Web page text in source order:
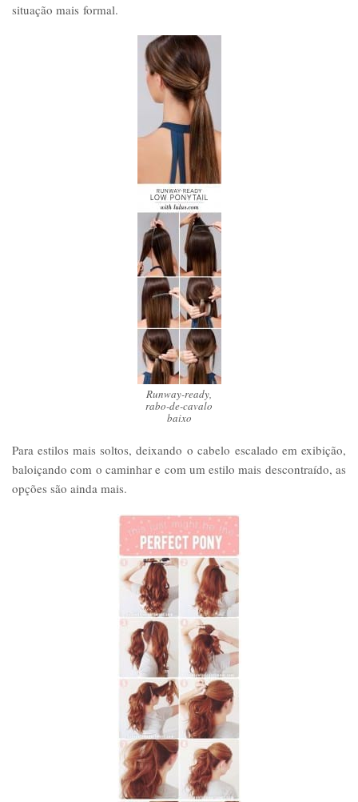
situação mais formal.
Runway-ready,
rabo-de-cavalo
baixo
Para estilos mais soltos, deixando o cabelo escalado em exibição,
baloiçando com o caminhar e com um estilo mais descontraído, as
opções são ainda mais.